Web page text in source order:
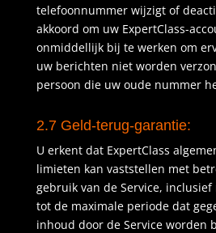
telefoonnummer wijzigt of
akkoord om uw ExpertClass-
onmiddellijk bij te werken om
uw berichten niet worden
persoon die uw oude nummer
2.7 Geld-terug-garantie:
U erkent dat ExpertClass
limieten kan vaststellen met
gebruik van de Service,
tot de maximale periode dat
inhoud door de Service worden